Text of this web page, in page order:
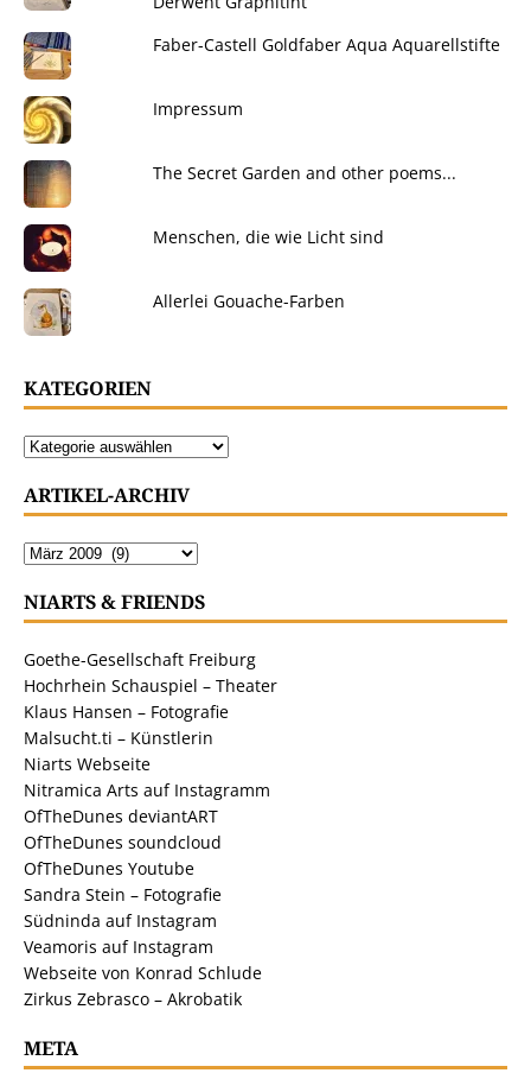
Faber-Castell Goldfaber Aqua Aquarellstifte
Impressum
The Secret Garden and other poems...
Menschen, die wie Licht sind
Allerlei Gouache-Farben
KATEGORIEN
ARTIKEL-ARCHIV
NIARTS & FRIENDS
Goethe-Gesellschaft Freiburg
Hochrhein Schauspiel – Theater
Klaus Hansen – Fotografie
Malsucht.ti – Künstlerin
Niarts Webseite
Nitramica Arts auf Instagramm
OfTheDunes deviantART
OfTheDunes soundcloud
OfTheDunes Youtube
Sandra Stein – Fotografie
Südninda auf Instagram
Veamoris auf Instagram
Webseite von Konrad Schlude
Zirkus Zebrasco – Akrobatik
META